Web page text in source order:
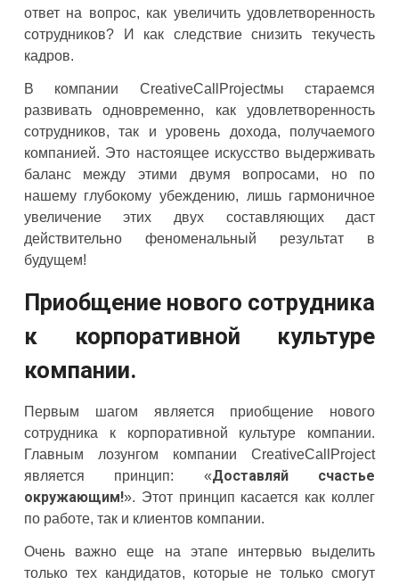
ответ на вопрос, как увеличить удовлетворенность
сотрудников? И как следствие снизить текучесть
кадров.
В компании CreativeCallProjectмы стараемся
развивать одновременно, как удовлетворенность
сотрудников, так и уровень дохода, получаемого
компанией. Это настоящее искусство выдерживать
баланс между этими двумя вопросами, но по
нашему глубокому убеждению, лишь гармоничное
увеличение этих двух составляющих даст
действительно феноменальный результат в
будущем!
Приобщение нового сотрудника
к корпоративной культуре
компании.
Первым шагом является приобщение нового
сотрудника к корпоративной культуре компании.
Главным лозунгом компании CreativeCallProject
является принцип: «Доставляй счастье
окружающим!». Этот принцип касается как коллег
по работе, так и клиентов компании.
Очень важно еще на этапе интервью выделить
только тех кандидатов, которые не только смогут